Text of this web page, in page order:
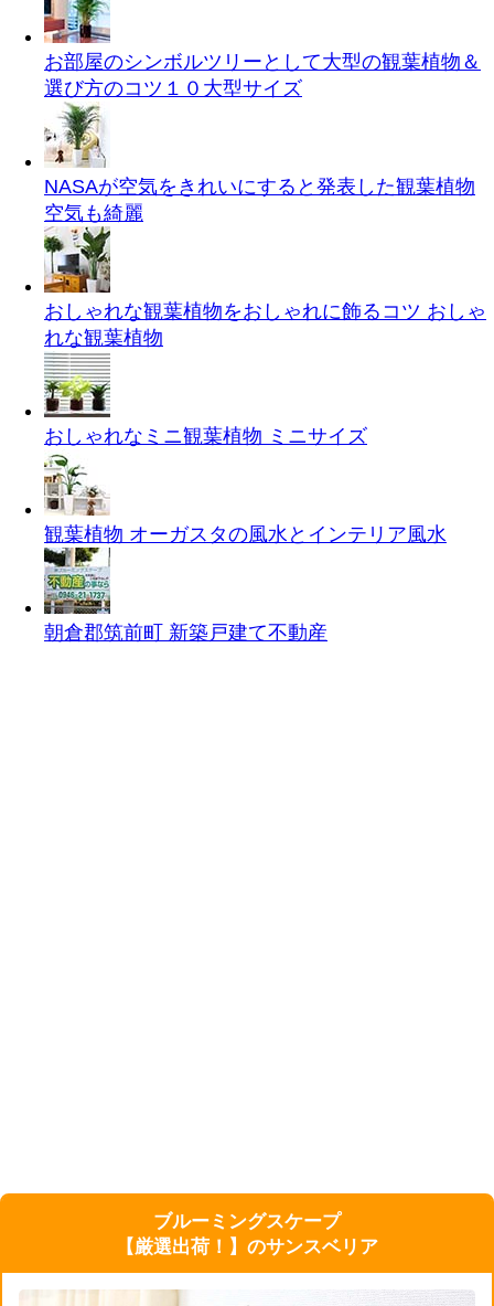
お部屋のシンボルツリーとして大型の観葉植物＆
選び方のコツ１０ 大型サイズ
NASAが空気をきれいにすると発表した観葉植物
空気も綺麗
おしゃれな観葉植物をおしゃれに飾るコツ おしゃ
れな観葉植物
おしゃれなミニ観葉植物 ミニサイズ
観葉植物 オーガスタの風水とインテリア風水
朝倉郡筑前町 新築戸建て不動産
ブルーミングスケープ
【厳選出荷！】のサンスベリア